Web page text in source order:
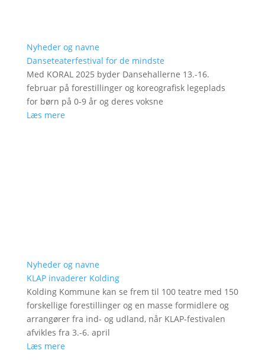
Nyheder og navne
Danseteaterfestival for de mindste
Med KORAL 2025 byder Dansehallerne 13.-16.
februar på forestillinger og koreografisk legeplads
for børn på 0-9 år og deres voksne
Læs mere
Nyheder og navne
KLAP invaderer Kolding
Kolding Kommune kan se frem til 100 teatre med 150
forskellige forestillinger og en masse formidlere og
arrangører fra ind- og udland, når KLAP-festivalen
afvikles fra 3.-6. april
Læs mere